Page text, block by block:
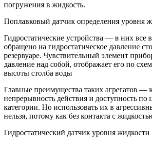
погружения в жидкость.
Поплавковый датчик определения уровня
Гидростатические устройства — в них все
обращено на гидростатическое давление
резервуаре. Чувствительный элемент
давление над собой, отображает его по
высоты столба воды
Главные преимущества таких агрегатов —
непрерывность действия и доступность по
категории. Но использовать их в
нельзя, потому как без контакта с
Гидростатический датчик уровня жидкости